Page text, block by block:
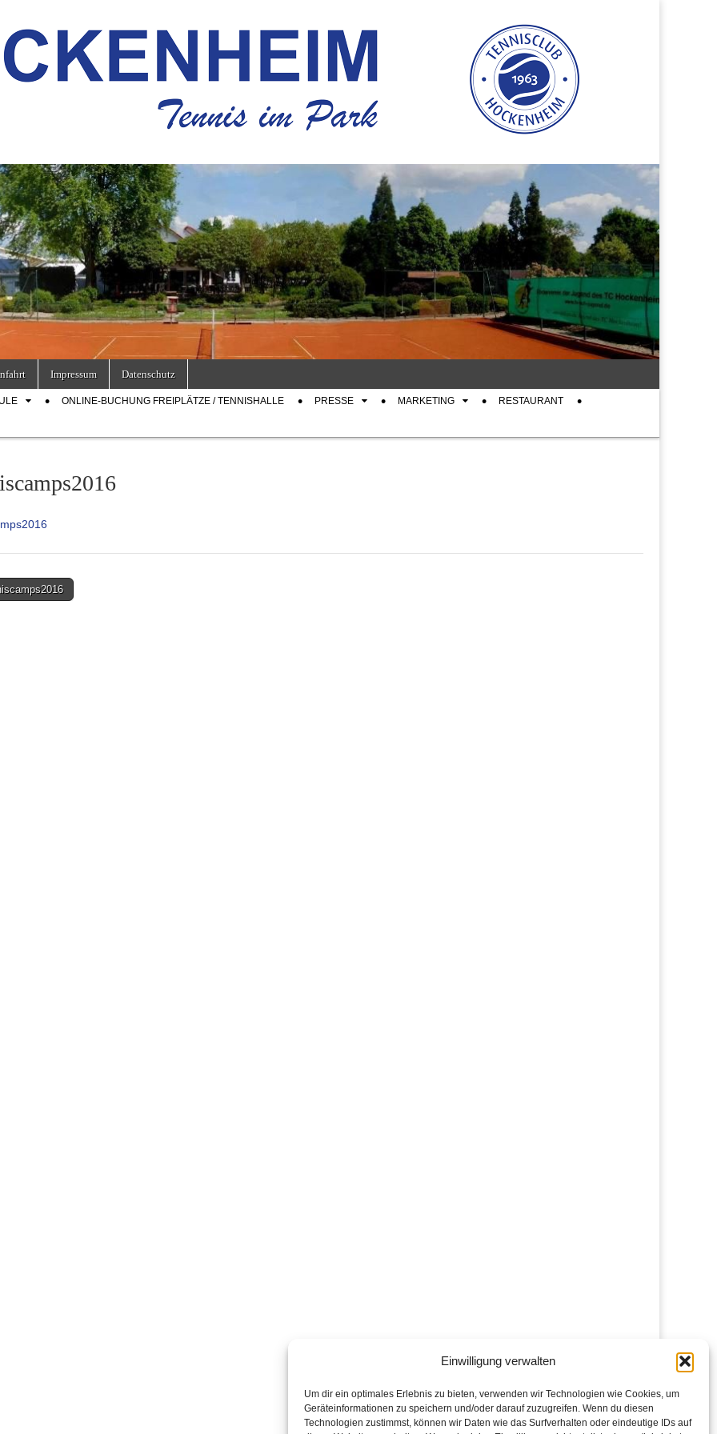
Einwilligung verwalten
Um dir ein optimales Erlebnis zu bieten, verwenden wir Technologien wie Cookies, um
Geräteinformationen zu speichern und/oder darauf zuzugreifen. Wenn du diesen
Technologien zustimmst, können wir Daten wie das Surfverhalten oder eindeutige IDs auf
Impressum Datenschutz
ONLINE-BUCHUNG FREIPLÄTZE / TENNISHALLE PRESSE MARKETING RESTAURANT